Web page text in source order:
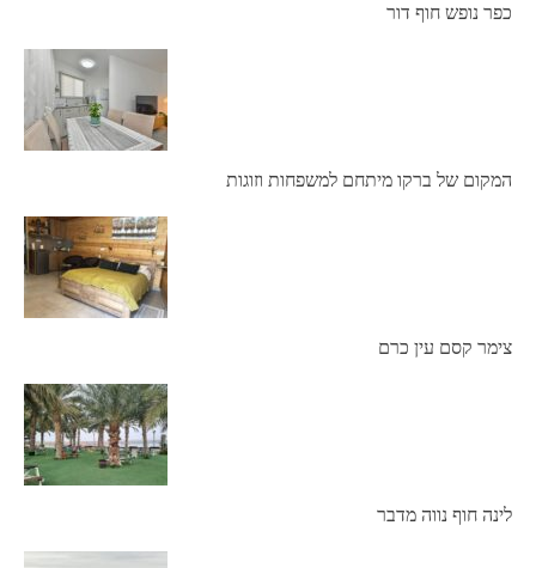
כפר נופש חוף דור
המקום של ברקו מיתחם למשפחות וזוגות
צימר קסם עין כרם
לינה חוף נווה מדבר